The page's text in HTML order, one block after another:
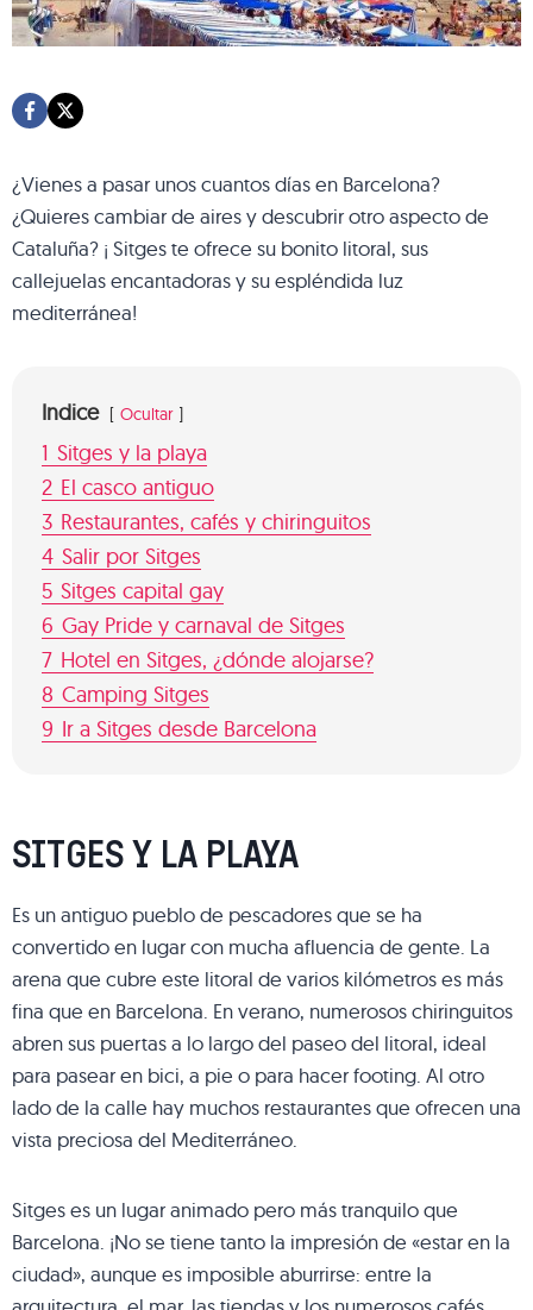
¿Vienes a pasar unos cuantos días en Barcelona?
¿Quieres cambiar de aires y descubrir otro aspecto de
Cataluña? ¡ Sitges te ofrece su bonito litoral, sus
callejuelas encantadoras y su espléndida luz
mediterránea!
Indice Ocultar
1 Sitges y la playa
2 El casco antiguo
3 Restaurantes, cafés y chiringuitos
4 Salir por Sitges
5 Sitges capital gay
6 Gay Pride y carnaval de Sitges
7 Hotel en Sitges, ¿dónde alojarse?
8 Camping Sitges
9 Ir a Sitges desde Barcelona
SITGES Y LA PLAYA
Es un antiguo pueblo de pescadores que se ha
convertido en lugar con mucha afluencia de gente. La
arena que cubre este litoral de varios kilómetros es más
fina que en Barcelona. En verano, numerosos chiringuitos
abren sus puertas a lo largo del paseo del litoral, ideal
para pasear en bici, a pie o para hacer footing. Al otro
lado de la calle hay muchos restaurantes que ofrecen una
vista preciosa del Mediterráneo.
Sitges es un lugar animado pero más tranquilo que
Barcelona. ¡No se tiene tanto la impresión de «estar en la
ciudad», aunque es imposible aburrirse: entre la